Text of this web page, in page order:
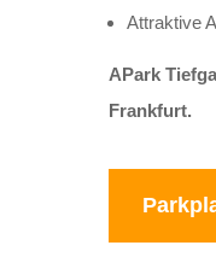
Attraktive
APark
Frankfurt.